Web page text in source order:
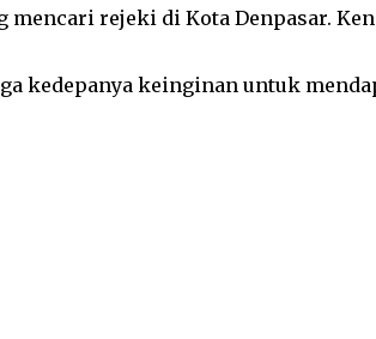
mencari rejeki di Kota Denpasar.
kedepanya keinginan untuk